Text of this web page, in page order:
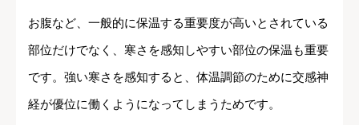
お腹など、一般的に保温する重要度が高いとされている
部位だけでなく、寒さを感知しやすい部位の保温も重要
です。強い寒さを感知すると、体温調節のために交感神
経が優位に働くようになってしまうためです。